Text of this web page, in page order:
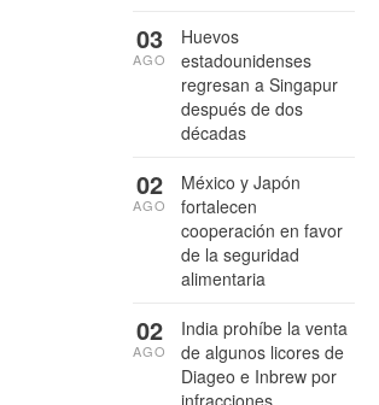
Huevos
estadounidenses
regresan a Singapur
después de dos
décadas
03
AGO
México y Japón
fortalecen
cooperación en favor
de la seguridad
alimentaria
02
AGO
India prohíbe la venta
de algunos licores de
Diageo e Inbrew por
infracciones
02
AGO